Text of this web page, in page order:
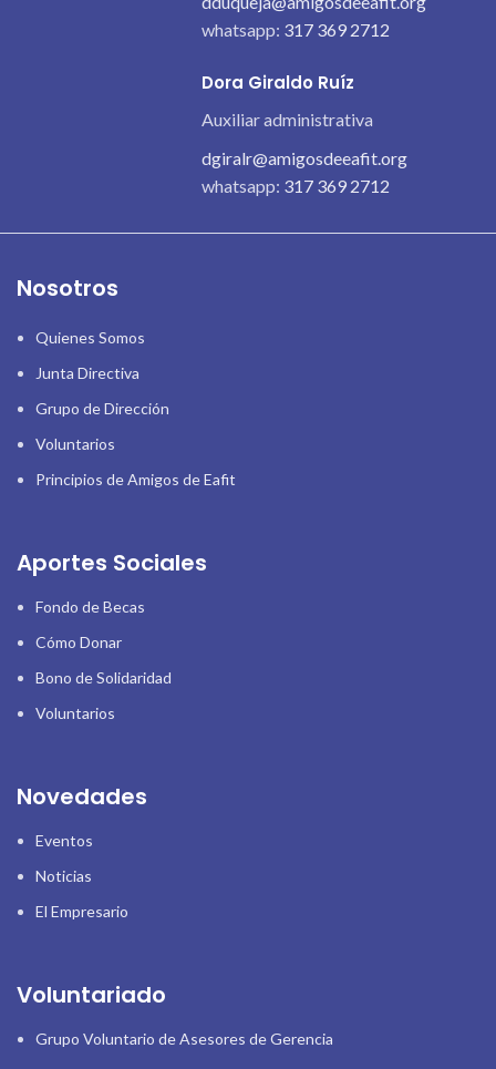
whatsapp: 317 369 2712
Dora Giraldo Ruíz
Auxiliar administrativa
dgiralr@amigosdeeafit.org
whatsapp: 317 369 2712
Nosotros
Quienes Somos
Junta Directiva
Grupo de Dirección
Voluntarios
Principios de Amigos de Eafit
Aportes Sociales
Fondo de Becas
Cómo Donar
Bono de Solidaridad
Voluntarios
Novedades
Eventos
Noticias
El Empresario
Voluntariado
Grupo Voluntario de Asesores de Gerencia